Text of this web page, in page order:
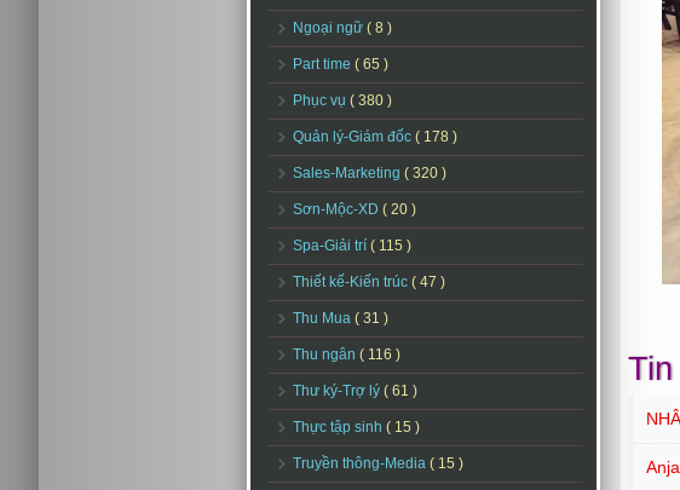
Ngoại ngữ ( 8 )
Part time ( 65 )
Phục vụ ( 380 )
Quản lý-Giám đốc ( 178 )
Sales-Marketing ( 320 )
Sơn-Mộc-XD ( 20 )
Spa-Giải trí ( 115 )
Thiết kế-Kiến trúc ( 47 )
Thu Mua ( 31 )
Thu ngân ( 116 )
Thư ký-Trợ lý ( 61 )
Thực tập sinh ( 15 )
Truyền thông-Media ( 15 )